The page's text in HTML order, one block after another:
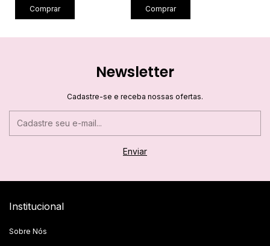
Comprar Comprar
Newsletter
Cadastre-se e receba nossas ofertas.
Institucional
Sobre Nós